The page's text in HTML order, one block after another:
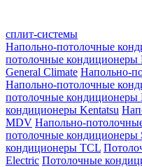
сплит-системы
Напольно-потолочные
потолочные кондиционеры
General Climate Напольно-
Напольно-потолочные
потолочные кондиционеры
кондиционеры Kentatsu
MDV Напольно-
потолочные кондиционеры
кондиционеры TCL
Electric Потолочные